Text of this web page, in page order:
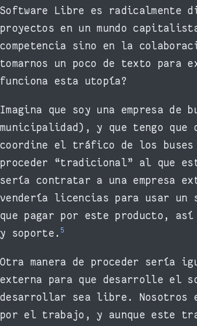
Software Libre es
proyectos en un mundo
competencia sino en la
tomarnos un poco de texto para
funciona esta utopía?
Imagina que soy una empresa de
municipalidad), y que tengo que
coordine el tráfico de los
proceder “tradicional” al que
sería contratar a una empresa
vendería licencias para usar un
que pagar por este producto,
y soporte. 5
Otra manera de proceder sería
externa para que desarrolle el
desarrollar sea libre. Nosotros
por el trabajo, y aunque este